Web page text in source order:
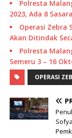
Polresta
2023, Ada 8
Operasi Zebra
Akan Ditindak
Polresta
Semeru 3 – 16
OPERASI